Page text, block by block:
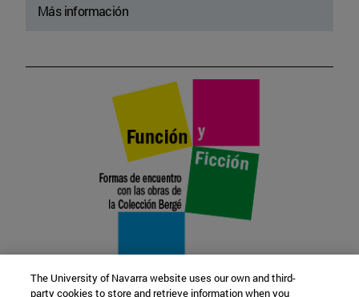
Más información
The University of Navarra website uses our own and third-
party cookies to store and retrieve information when you